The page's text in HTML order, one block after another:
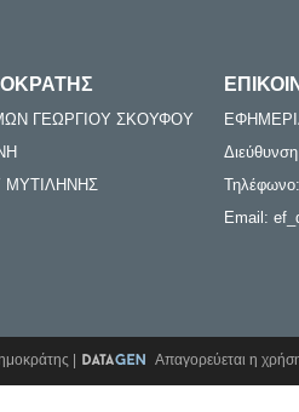
ΓΕΩΡΓΙΟΥ ΣΚΟΥΦΟΥ
ΜΥΤΙΛΗΝΗΣ
Email:
| Απαγορεύεται η